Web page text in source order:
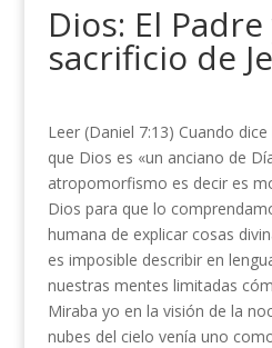
Dios: El Padre
sacrificio de
Leer (Daniel 7:13) Cuando
que Dios es «un anciano de
atropomorfismo es decir es
Dios para que lo
humana de explicar cosas
es imposible describir en
nuestras mentes limitadas
Miraba yo en la visión de la
nubes del cielo venía uno